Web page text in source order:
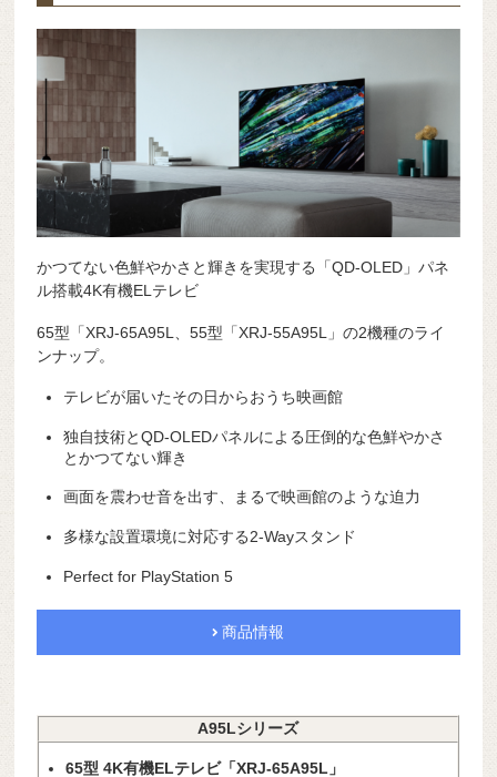
かつてない色鮮やかさと輝きを実現する「QD-OLED」パネ
ル搭載4K有機ELテレビ
65型「XRJ-65A95L、55型「XRJ-55A95L」の2機種のライ
ンナップ。
テレビが届いたその日からおうち映画館
独自技術とQD-OLEDパネルによる圧倒的な色鮮やかさ
とかつてない輝き
画面を震わせ音を出す、まるで映画館のような迫力
多様な設置環境に対応する2-Wayスタンド
Perfect for PlayStation 5
商品情報
A95Lシリーズ
65型 4K有機ELテレビ「XRJ-65A95L」